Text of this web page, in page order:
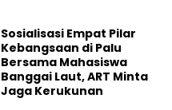
Sosialisasi Empat Pilar
Kebangsaan di Palu
Bersama Mahasiswa
Banggai Laut, ART Minta
Jaga Kerukunan